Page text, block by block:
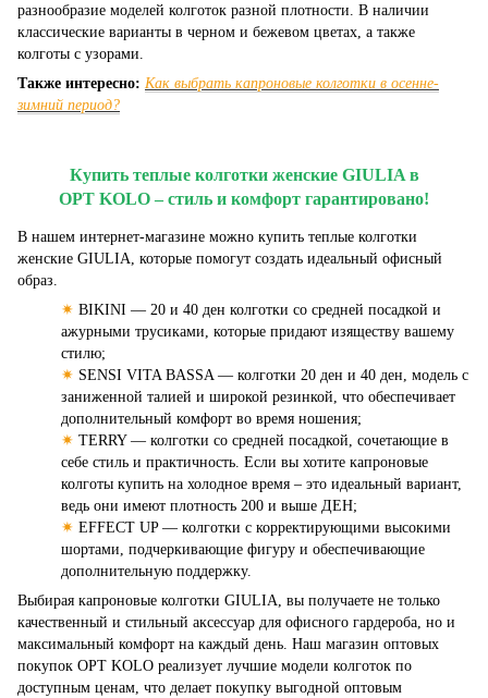
разнообразие моделей колготок разной плотности. В наличии
классические варианты в черном и бежевом цветах, а также
колготы с узорами.
Также интересно: Как выбрать капроновые колготки в осенне-
зимний период?
Купить теплые колготки женские GIULIA в
OPT KOLO – стиль и комфорт гарантировано!
В нашем интернет-магазине можно купить теплые колготки
женские GIULIA, которые помогут создать идеальный офисный
образ.
✷ BIKINI — 20 и 40 ден колготки со средней посадкой и
ажурными трусиками, которые придают изяществу вашему
стилю;
✷ SENSI VITA BASSA — колготки 20 ден и 40 ден, модель с
заниженной талией и широкой резинкой, что обеспечивает
дополнительный комфорт во время ношения;
✷ TERRY — колготки со средней посадкой, сочетающие в
себе стиль и практичность. Если вы хотите капроновые
колготы купить на холодное время – это идеальный вариант,
ведь они имеют плотность 200 и выше ДЕН;
✷ EFFECT UP — колготки с корректирующими высокими
шортами, подчеркивающие фигуру и обеспечивающие
дополнительную поддержку.
Выбирая капроновые колготки GIULIA, вы получаете не только
качественный и стильный аксессуар для офисного гардероба, но и
максимальный комфорт на каждый день. Наш магазин оптовых
покупок OPT KOLO реализует лучшие модели колготок по
доступным ценам, что делает покупку выгодной оптовым